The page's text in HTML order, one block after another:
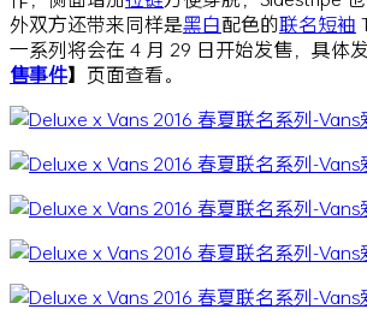
外双方还带来同样是黑白配色的联名短袖
一系列将会在 4 月 29 日开始发售，具体
售事件】 页面查看。